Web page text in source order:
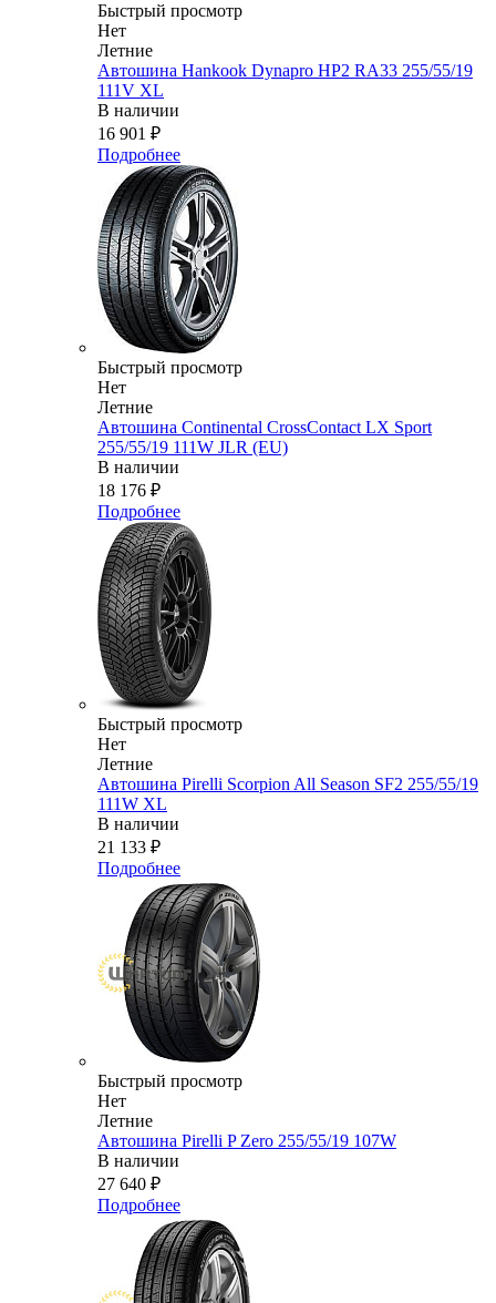
Быстрый просмотр
Нет
Летние
Автошина Hankook Dynapro HP2 RA33 255/55/19
111V XL
В наличии
16 901 ₽
Подробнее
Быстрый просмотр
Нет
Летние
Автошина Continental CrossContact LX Sport
255/55/19 111W JLR (EU)
В наличии
18 176 ₽
Подробнее
Быстрый просмотр
Нет
Летние
Автошина Pirelli Scorpion All Season SF2 255/55/19
111W XL
В наличии
21 133 ₽
Подробнее
Быстрый просмотр
Нет
Летние
Автошина Pirelli P Zero 255/55/19 107W
В наличии
27 640 ₽
Подробнее